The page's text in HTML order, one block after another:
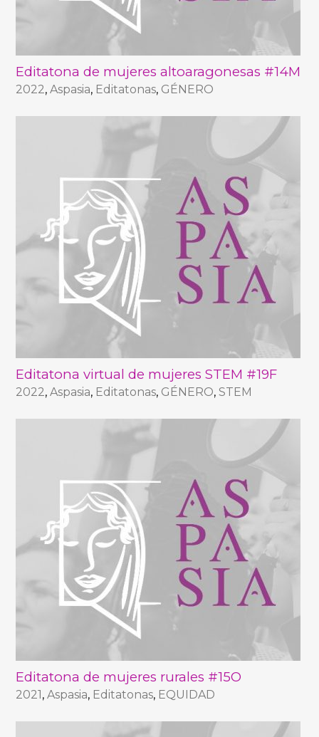
Editatona de mujeres altoaragonesas #14M
2022,Aspasia, Editatonas, GÉNERO
Editatona virtual de mujeres STEM #19F
2022,Aspasia, Editatonas, GÉNERO,STEM
Editatona de mujeres rurales #15O
2021,Aspasia, Editatonas, EQUIDAD